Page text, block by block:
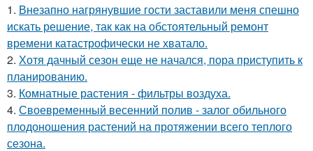
1. Внезапно нагрянувшие гости заставили меня спешно
искать решение, так как на обстоятельный ремонт
времени катастрофически не хватало.
2. Хотя дачный сезон еще не начался, пора приступить к
планированию.
3. Комнатные растения - фильтры воздуха.
4. Своевременный весенний полив - залог обильного
плодоношения растений на протяжении всего теплого
сезона.